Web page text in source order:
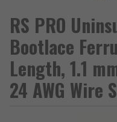
RS PRO
Bootlace
Length, 1.1
24 AWG Wire